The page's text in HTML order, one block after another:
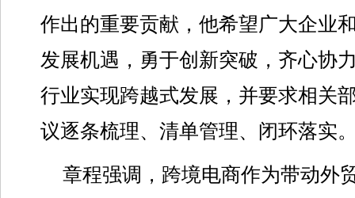
作出的重要贡献，他希望广大企业
发展机遇，勇于创新突破，齐心协
行业实现跨越式发展，并要求相关
议逐条梳理、清单管理、闭环落实
章程强调，跨境电商作为带动外